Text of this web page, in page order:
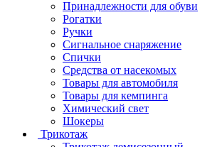
Принадлежности для обуви
Рогатки
Ручки
Сигнальное снаряжение
Спички
Средства от насекомых
Товары для автомобиля
Товары для кемпинга
Химический свет
Шокеры
Трикотаж